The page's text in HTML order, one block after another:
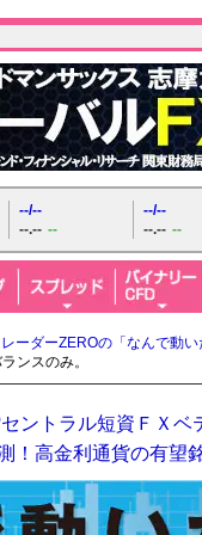
--/--
--.-- --
--/--
--.-- --
ーダーZEROの「なんで動い
ンスのみ。
ントラル短資ＦＸベ
！高金利通貨の有望